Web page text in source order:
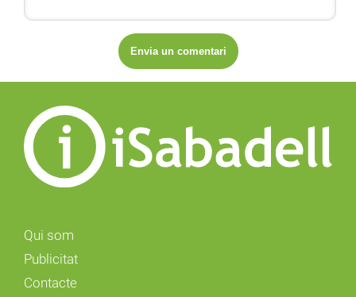
Qui som
Publicitat
Contacte